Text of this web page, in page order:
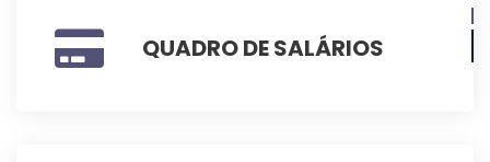
QUADRO DE SALÁRIOS